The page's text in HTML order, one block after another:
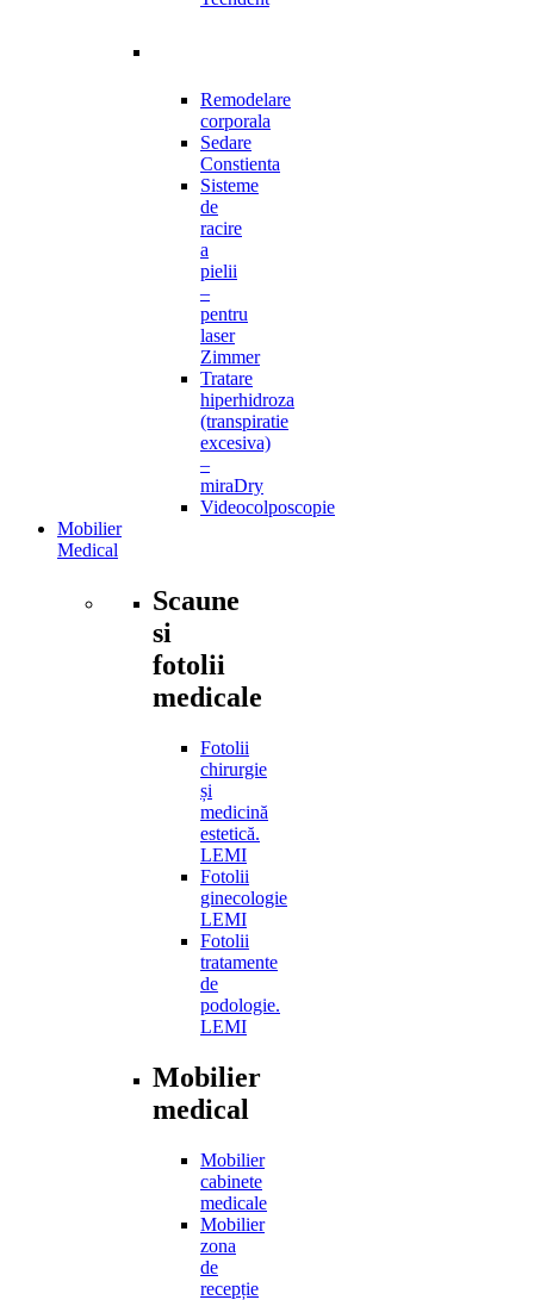
Remodelare
corporala
Sedare
Constienta
Sisteme
de
racire
a
pielii
–
pentru
laser
Zimmer
Tratare
hiperhidroza
(transpiratie
excesiva)
–
miraDry
Videocolposcopie
Mobilier
Medical
Scaune
si
fotolii
medicale
Fotolii
chirurgie
și
medicină
estetică.
LEMI
Fotolii
ginecologie
LEMI
Fotolii
tratamente
de
podologie.
LEMI
Mobilier
medical
Mobilier
cabinete
medicale
Mobilier
zona
de
recepție